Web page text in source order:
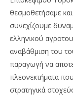
θεσμοθετήσαμε
συνεχίζουμε
ελληνικού
αναβάθμιση του
παραγωγή να
πλεονεκτήματα
στρατηγικά